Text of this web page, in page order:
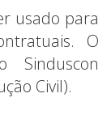
usado para
O
Civil).